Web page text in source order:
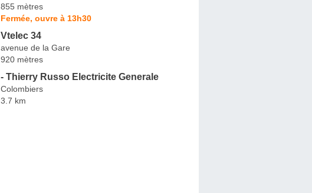
855 mètres
Fermée, ouvre à 13h30
Vtelec 34
avenue de la Gare
920 mètres
- Thierry Russo Electricite Generale
Colombiers
3.7 km